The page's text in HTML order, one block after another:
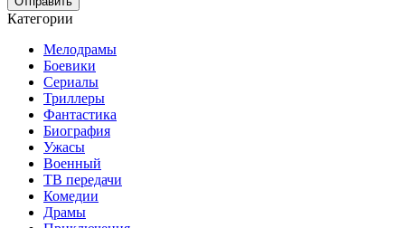
Категории
Мелодрамы
Боевики
Сериалы
Триллеры
Фантастика
Биография
Ужасы
Военный
ТВ передачи
Комедии
Драмы